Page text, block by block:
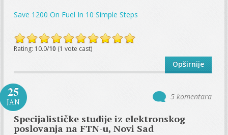
Save 1200 On Fuel In 10 Simple Steps
Rating: 10.0/10 (1 vote cast)
Opširnije
25
JAN
5 komentara
Specijalističke studije iz elektronskog
poslovanja na FTN-u, Novi Sad